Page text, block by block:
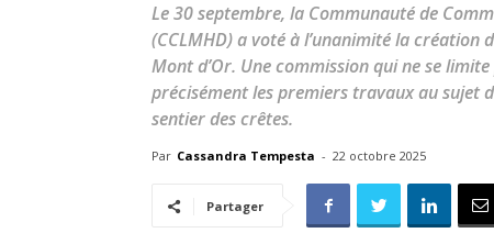
Le 30 septembre, la Communauté de
(CCLMHD) a voté à l’unanimité la création
Mont d’Or. Une commission qui ne se
précisément les premiers travaux au sujet
sentier des crêtes.
Par Cassandra Tempesta - 22 octobre 2025
Partager